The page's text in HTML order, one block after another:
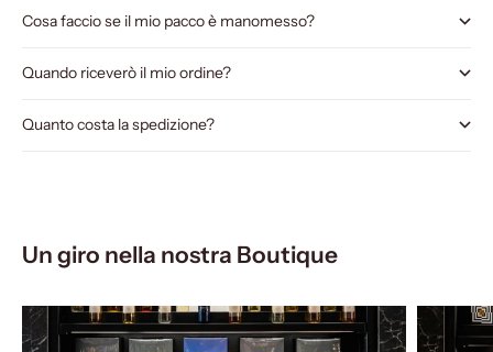
Cosa faccio se il mio pacco è manomesso?
Quando riceverò il mio ordine?
Quanto costa la spedizione?
Un giro nella nostra Boutique